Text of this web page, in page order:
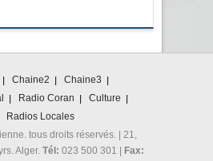
Chaine2
Chaine3
Radio Coran
Culture
Radios Locales
tous droits réservés. | 21,
Alger. Tél: 023 500 301 | Fax: